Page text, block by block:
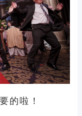
的啦！